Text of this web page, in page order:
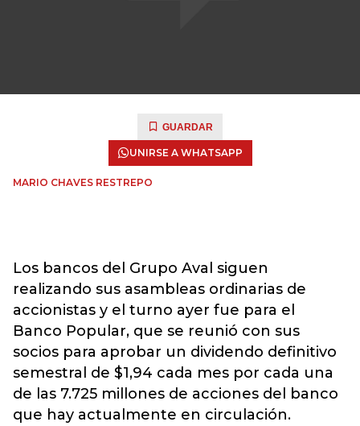
GUARDAR
UNIRSE A WHATSAPP
MARIO CHAVES RESTREPO
Los bancos del Grupo Aval siguen
realizando sus asambleas ordinarias de
accionistas y el turno ayer fue para el
Banco Popular, que se reunió con sus
socios para aprobar un dividendo definitivo
semestral de $1,94 cada mes por cada una
de las 7.725 millones de acciones del banco
que hay actualmente en circulación.